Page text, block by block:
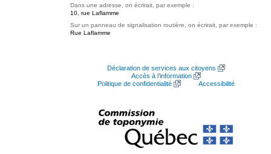
Dans une adresse, on écrirait, par exemple :
10, rue Laflamme
Sur un panneau de signalisation routière, on écrirait, par exemple :
Rue Laflamme
Déclaration de services aux citoyens
Accès à l’information
Politique de confidentialité
Accessibilité